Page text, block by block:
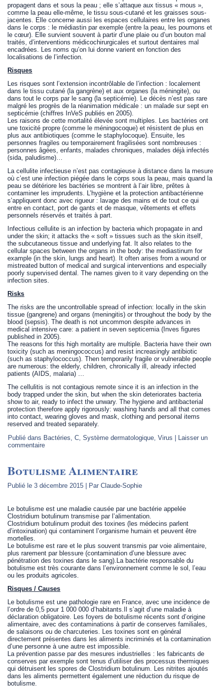
propagent dans et sous la peau ; elle s’attaque aux tissus « mous »,
comme la peau elle-même, le tissu sous-cutané et les graisses sous-
jacentes. Elle concerne aussi les espaces cellulaires entre les organes
dans le corps : le médiastin par exemple (entre la peau, les poumons et
le cœur). Elle survient souvent à partir d’une plaie ou d’un bouton mal
traités, d’interventions médicochirurgicales et surtout dentaires mal
encadrées. Les noms qu’on lui donne varient en fonction des
localisations de l’infection.
Risques
Les risques sont l’extension incontrôlable de l’infection : localement
dans le tissu cutané (la gangrène) et aux organes (la méningite), ou
dans tout le corps par le sang (la septicémie). Le décès n’est pas rare
malgré les progrès de la réanimation médicale : un malade sur sept en
septicémie (chiffres InVeS publiés en 2005).
Les raisons de cette mortalité élevée sont multiples. Les bactéries ont
une toxicité propre (comme le méningocoque) et résistent de plus en
plus aux antibiotiques (comme le staphylocoque). Ensuite, les
personnes fragiles ou temporairement fragilisées sont nombreuses :
personnes âgées, enfants, malades chroniques, malades déjà infectés
(sida, paludisme)…
La cellulite infectieuse n’est pas contagieuse à distance dans la mesure
où c’est une infection piégée dans le corps sous la peau, mais quand la
peau se détériore les bactéries se montrent à l’air libre, prêtes à
contaminer les imprudents. L’hygiène et la protection antibactérienne
s’appliquent donc avec rigueur : lavage des mains et de tout ce qui
entre en contact, port de gants et de masque, vêtements et effets
personnels réservés et traités à part.
Infectious cellulite is an infection by bacteria which propagate in and
under the skin; it attacks the « soft » tissues such as the skin itself,
the subcutaneous tissue and underlying fat. It also relates to the
cellular spaces between the organs in the body: the mediastinum for
example (in the skin, lungs and heart). It often arises from a wound or
mistreated button of medical and surgical interventions and especially
poorly supervised dental. The names given to it vary depending on the
infection sites.
Risks
The risks are the uncontrollable spread of infection: locally in the skin
tissue (gangrene) and organs (meningitis) or throughout the body by the
blood (sepsis). The death is not uncommon despite advances in
medical intensive care: a patient in seven septicemia (Inves figures
published in 2005).
The reasons for this high mortality are multiple. Bacteria have their own
toxicity (such as meningococcus) and resist increasingly antibiotic
(such as staphylococcus). Then temporarily fragile or vulnerable people
are numerous: the elderly, children, chronically ill, already infected
patients (AIDS, malaria) …
The cellulitis is not contagious remote since it is an infection in the
body trapped under the skin, but when the skin deteriorates bacteria
show to air, ready to infect the unwary. The hygiene and antibacterial
protection therefore apply rigorously: washing hands and all that comes
into contact, wearing gloves and mask, clothing and personal items
reserved and treated separately.
Publié dans Bactéries ,C ,Système dermatologique ,Virus | Laisser un
commentaire
Botulisme Alimentaire
Publié le 3 décembre 2015 | Par Claude-Sophie
Le botulisme est une maladie causée par une bactérie appelée
Clostridium botulinum transmise par l’alimentation.
Clostridium botulinum produit des toxines (les médecins parlent
d’intoxination) qui contaminent l’organisme humain et peuvent être
mortelles.
Le botulisme est rare et le plus souvent transmis par voie alimentaire,
plus rarement par blessure (contamination d’une blessure avec
pénétration des toxines dans le sang).La bactérie responsable du
botulisme est très courante dans l’environnement comme le sol, l’eau
ou les produits agricoles.
Risques / Causes
Le botulisme est une pathologie rare en France, avec une incidence de
l’ordre de 0,5 pour 1 000 000 d’habitants.Il s’agit d’une maladie à
déclaration obligatoire. Les foyers de botulisme récents sont d’origine
alimentaire, avec des contaminations à partir de conserves familiales,
de salaisons ou de charcuteries. Les toxines sont en général
directement présentes dans les aliments incriminés et la contamination
d’une personne à une autre est impossible.
La prévention passe par des mesures industrielles : les fabricants de
conserves par exemple sont tenus d’utiliser des processus thermiques
qui détruisent les spores de Clostridium botulinum. Les nitrites ajoutés
dans les aliments permettent également une réduction du risque de
botulisme.